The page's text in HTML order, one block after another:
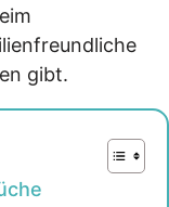
gibt.